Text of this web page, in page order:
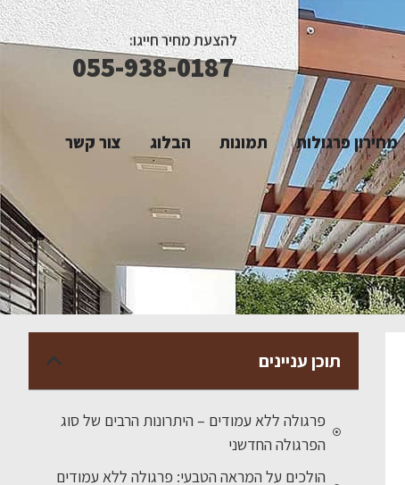
להצעת מחיר חייגו:
055-938-0187
מחירון פרגולות תמונות הבלוג צור קשר
תוכן עניינים
פרגולה ללא עמודים – היתרונות הרבים של סוג
הפרגולה החדשני
הולכים על המראה הטבעי: פרגולה ללא עמודים